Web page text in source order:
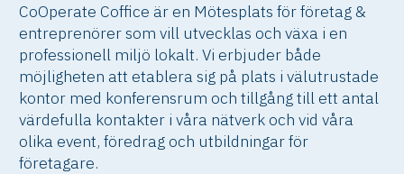
CoOperate Coffice är en Mötesplats för företag &
entreprenörer som vill utvecklas och växa i en
professionell miljö lokalt. Vi erbjuder både
möjligheten att etablera sig på plats i välutrustade
kontor med konferensrum och tillgång till ett antal
värdefulla kontakter i våra nätverk och vid våra
olika event, föredrag och utbildningar för
företagare.